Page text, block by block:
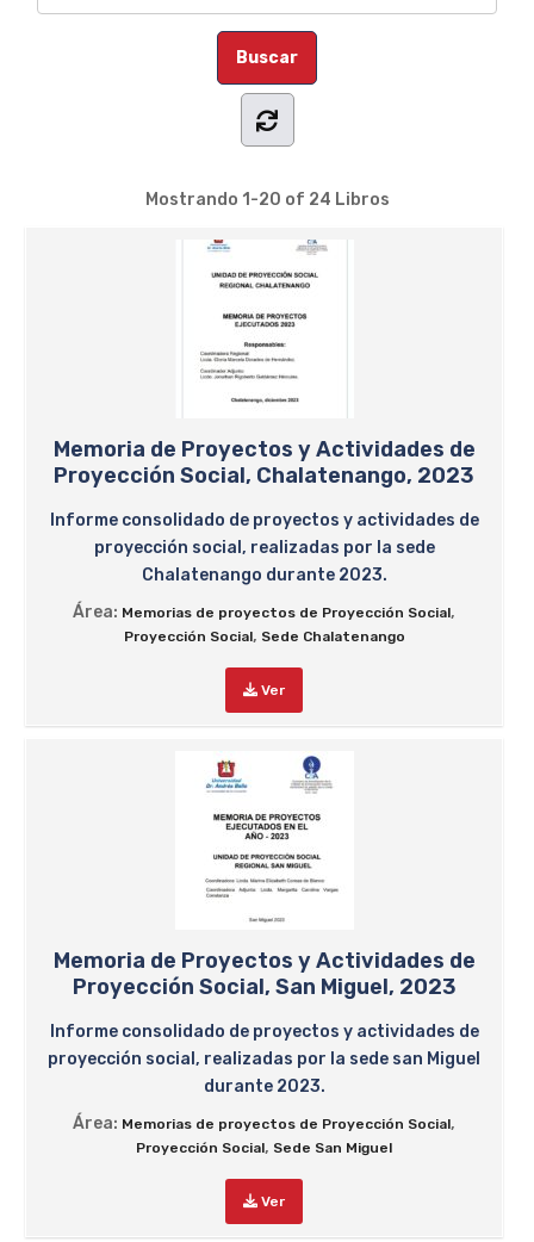
Mostrando 1-20 of 24 Libros
Memoria de Proyectos y Actividades de
Proyección Social, Chalatenango, 2023
Informe consolidado de proyectos y actividades de
proyección social, realizadas por la sede
Chalatenango durante 2023.
Área: Memorias de proyectos de Proyección Social,
Proyección Social, Sede Chalatenango
Ver
Memoria de Proyectos y Actividades de
Proyección Social, San Miguel, 2023
Informe consolidado de proyectos y actividades de
proyección social, realizadas por la sede san Miguel
durante 2023.
Área: Memorias de proyectos de Proyección Social,
Proyección Social, Sede San Miguel
Ver